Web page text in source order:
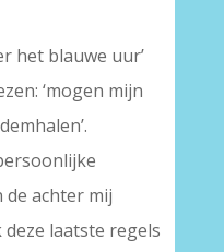
het blauwe uur’
‘mogen mijn
achter mij
laatste regels